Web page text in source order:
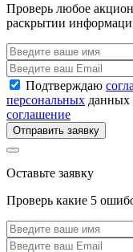
Проверь любое
раскрытии
Подтверждаю
персональных
соглашение
Отправить заявку
Оставьте заявку
Проверь какие 5